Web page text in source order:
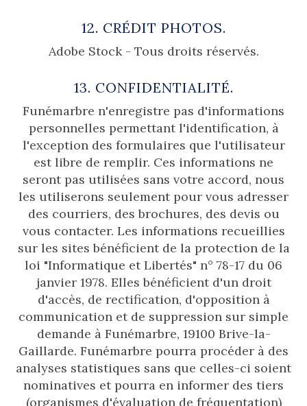
12. CRÉDIT PHOTOS.
Adobe Stock - Tous droits réservés.
13. CONFIDENTIALITÉ.
Funémarbre n'enregistre pas d'informations
personnelles permettant l'identification, à
l'exception des formulaires que l'utilisateur
est libre de remplir. Ces informations ne
seront pas utilisées sans votre accord, nous
les utiliserons seulement pour vous adresser
des courriers, des brochures, des devis ou
vous contacter. Les informations recueillies
sur les sites bénéficient de la protection de la
loi "Informatique et Libertés" n° 78-17 du 06
janvier 1978. Elles bénéficient d'un droit
d'accès, de rectification, d'opposition à
communication et de suppression sur simple
demande à Funémarbre, 19100 Brive-la-
Gaillarde. Funémarbre pourra procéder à des
analyses statistiques sans que celles-ci soient
nominatives et pourra en informer des tiers
(organismes d'évaluation de fréquentation)